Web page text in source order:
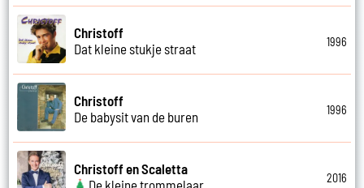
Christoff
Dat kleine stukje straat
1996
Christoff
De babysit van de buren
1996
Christoff en Scaletta
De kleine trommelaar
2016